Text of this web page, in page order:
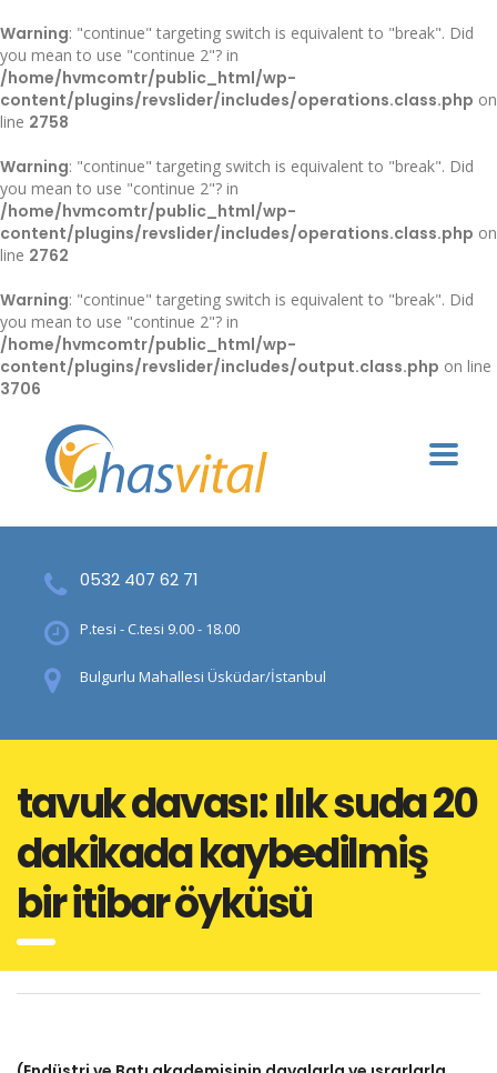
Warning: "continue" targeting switch is equivalent to "break". Did
you mean to use "continue 2"? in
/home/hvmcomtr/public_html/wp-
content/plugins/revslider/includes/operations.class.php on
line 2758
Warning: "continue" targeting switch is equivalent to "break". Did
you mean to use "continue 2"? in
/home/hvmcomtr/public_html/wp-
content/plugins/revslider/includes/operations.class.php on
line 2762
Warning: "continue" targeting switch is equivalent to "break". Did
you mean to use "continue 2"? in
/home/hvmcomtr/public_html/wp-
content/plugins/revslider/includes/output.class.php on line
3706
0532 407 62 71
P.tesi - C.tesi 9.00 - 18.00
Bulgurlu Mahallesi Üsküdar/İstanbul
tavuk davası: ilık suda 20
dakikada kaybedilmiş
bir i̇tibar öyküsü